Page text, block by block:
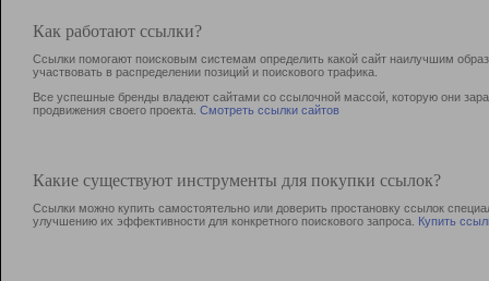
Как работают ссылки?
Ссылки помогают поисковым системам определить какой сайт наилучшим
участвовать в раcпределении позиций и поискового трафика.
Все успешные бренды владеют сайтами со ссылочной массой, которую они
продвижения своего проекта. Смотреть ссылки сайтов
Какие существуют инструменты для покупки ссылок?
Ссылки можно купить самостоятельно или доверить простановку ссылок
улучшению их эффективности для конкретного поискового запроса. Купить